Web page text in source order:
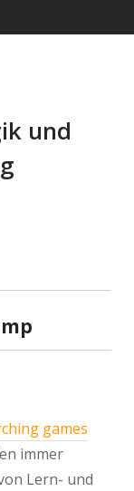
und
games
immer
Lern- und